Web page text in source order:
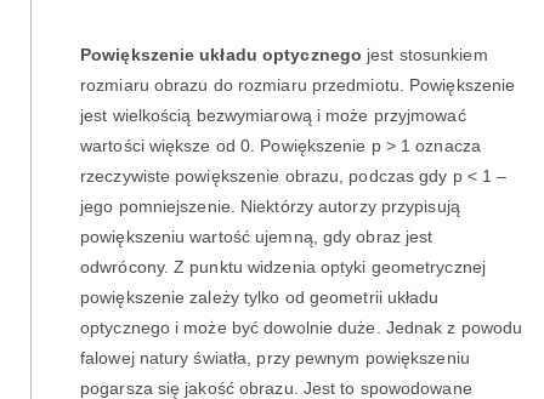
Powiększenie układu optycznego jest stosunkiem
rozmiaru obrazu do rozmiaru przedmiotu. Powiększenie
jest wielkością bezwymiarową i może przyjmować
wartości większe od 0. Powiększenie p > 1 oznacza
rzeczywiste powiększenie obrazu, podczas gdy p < 1 –
jego pomniejszenie. Niektórzy autorzy przypisują
powiększeniu wartość ujemną, gdy obraz jest
odwrócony. Z punktu widzenia optyki geometrycznej
powiększenie zależy tylko od geometrii układu
optycznego i może być dowolnie duże. Jednak z powodu
falowej natury światła, przy pewnym powiększeniu
pogarsza się jakość obrazu. Jest to spowodowane